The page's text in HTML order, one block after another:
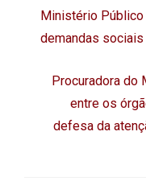
Ministério
demandas sociais
Procuradora do
entre os
defesa da